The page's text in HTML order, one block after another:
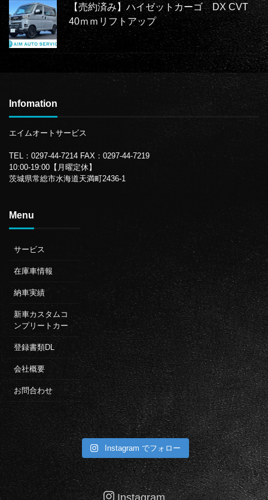
【売約済み】ハイゼットカーゴ DX CVT
40ｍｍリフトアップ
Infomation
エイムオートサービス
TEL：0297-44-7214 FAX：0297-44-7219
10:00-19:00【月曜定休】
茨城県常総市水海道天満町2436-1
Menu
サービス
在庫車情報
納車実績
新車カスタムコ
ンプリートカー
登録書類DL
会社概要
お問合わせ
Instagram でフォロー
Instagram